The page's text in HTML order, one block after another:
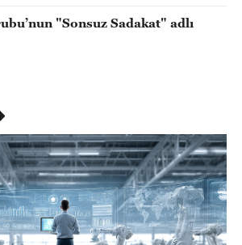
"Sonsuz Sadakat" adlı